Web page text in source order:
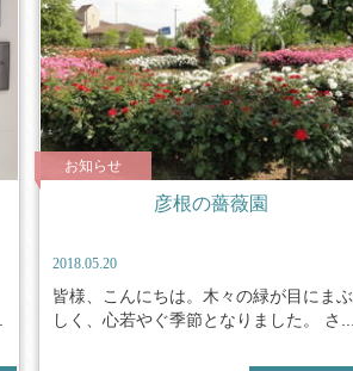
お知らせ
彦根の薔薇園
2018.05.20
皆様、こんにちは。木々の緑が目にまぶ
しく、心若やぐ季節となりました。 さ...